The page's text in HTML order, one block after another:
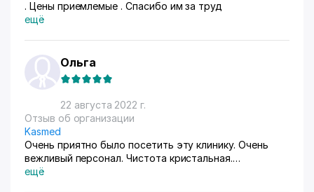
. Цены приемлемые . Спасибо им за труд
ещё
Ольга
22 августа 2022 г.
Отзыв об организации
Kasmed
Очень приятно было посетить эту клинику. Очень
вежливый персонал. Чистота кристальная.
Заведующий клиники, Золотые руки. Спасибо всем
ещё